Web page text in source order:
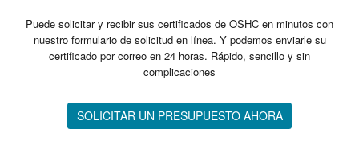
Puede solicitar y recibir sus certificados de OSHC en minutos con
nuestro formulario de solicitud en línea. Y podemos enviarle su
certificado por correo en 24 horas. Rápido, sencillo y sin
complicaciones
SOLICITAR UN PRESUPUESTO AHORA